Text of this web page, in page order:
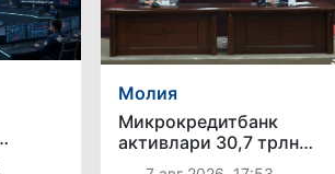
Молия
Микрокредитбанк
активлари 30,7 трлн
сўмга етди, Fitch